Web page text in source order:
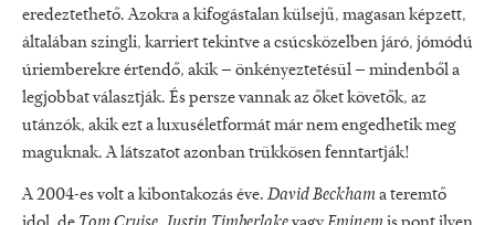
eredeztethető. Azokra a kifogástalan külsejű, magasan képzett,
általában szingli, karriert tekintve a csúcsközelben járó, jómódú
úriemberekre értendő, akik ‒ önkényeztetésül ‒ mindenből a
legjobbat választják. És persze vannak az őket követők, az
utánzók, akik ezt a luxuséletformát már nem engedhetik meg
maguknak. A látszatot azonban trükkösen fenntartják!
A 2004-es volt a kibontakozás éve.David Beckhama teremtő